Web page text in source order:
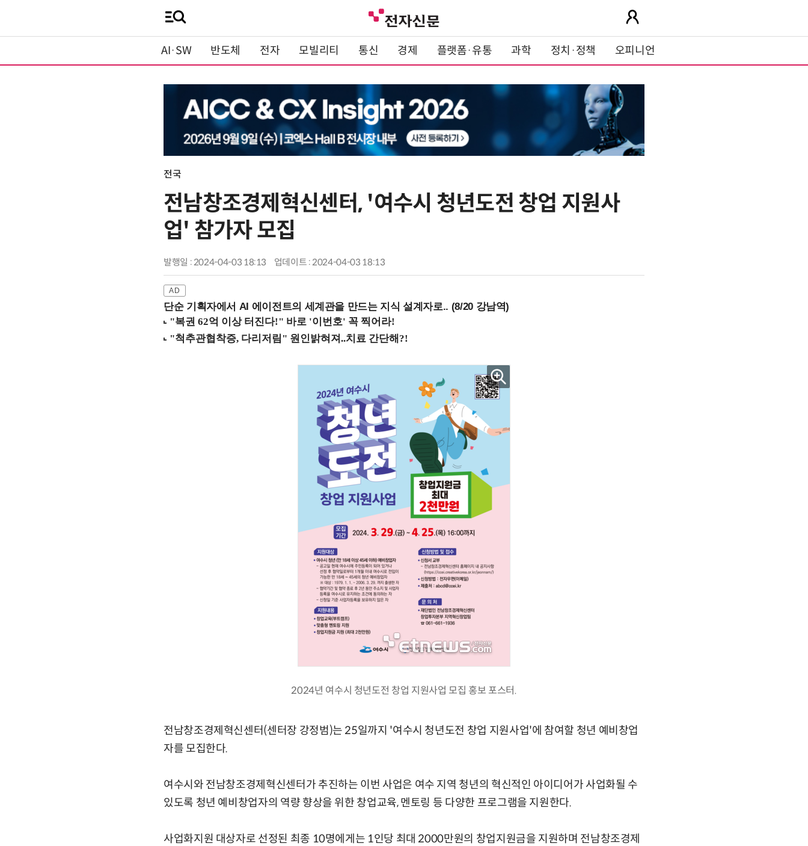
AI·SW 반도체 전자 모빌리티 통신 경제 플랫폼·유통 과학 정치·정책 오피니언
전국
전남창조경제혁신센터, '여수시 청년도전 창업 지원사
업' 참가자 모집
발행일 : 2024-04-03 18:13 업데이트 : 2024-04-03 18:13
단순 기획자에서 AI 에이전트의 세계관을 만드는 지식 설계자로.. (8/20 강남역)
2024년 여수시 청년도전 창업 지원사업 모집 홍보 포스터.
전남창조경제혁신센터(센터장 강정범)는 25일까지 '여수시 청년도전 창업 지원사업'에 참여할 청년 예비창업
자를 모집한다.
여수시와 전남창조경제혁신센터가 추진하는 이번 사업은 여수 지역 청년의 혁신적인 아이디어가 사업화될 수
있도록 청년 예비창업자의 역량 향상을 위한 창업교육, 멘토링 등 다양한 프로그램을 지원한다.
사업화지원 대상자로 선정된 최종 10명에게는 1인당 최대 2000만원의 창업지원금을 지원하며 전남창조경제